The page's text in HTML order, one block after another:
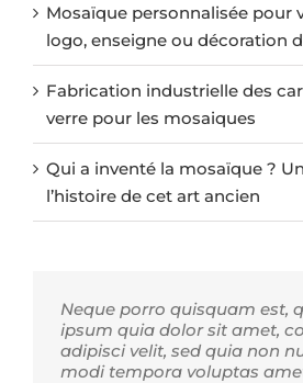
Mosaïque personnalisée pour
logo, enseigne ou décoration
Fabrication industrielle des
verre pour les mosaiques
Qui a inventé la mosaïque ?
l’histoire de cet art ancien
Neque porro quisquam est,
ipsum quia dolor sit amet,
adipisci velit, sed quia non
modi tempora voluptas